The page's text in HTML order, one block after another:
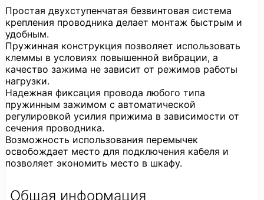
Простая двухступенчатая безвинтовая система
крепления проводника делает монтаж быстрым и
удобным.
Пружинная конструкция позволяет использовать
клеммы в условиях повышенной вибрации, а
качество зажима не зависит от режимов работы
нагрузки.
Надежная фиксация провода любого типа
пружинным зажимом с автоматической
регулировкой усилия прижима в зависимости от
сечения проводника.
Возможность использования перемычек
освобождает место для подключения кабеля и
позволяет экономить место в шкафу.